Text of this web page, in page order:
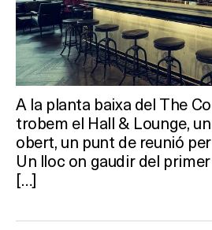
A la planta baixa del The
trobem el Hall & Lounge,
obert, un punt de reunió
Un lloc on gaudir del
[…]